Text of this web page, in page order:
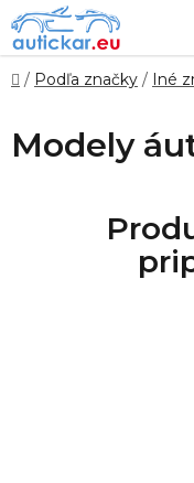
Prejsť
na
obsah
Domov
/ Podľa značky / Iné
Modely